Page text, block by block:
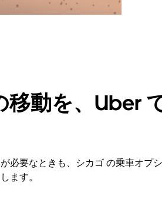
動を、Uber
必要なときも、シカゴ の乗車オプ
ます。